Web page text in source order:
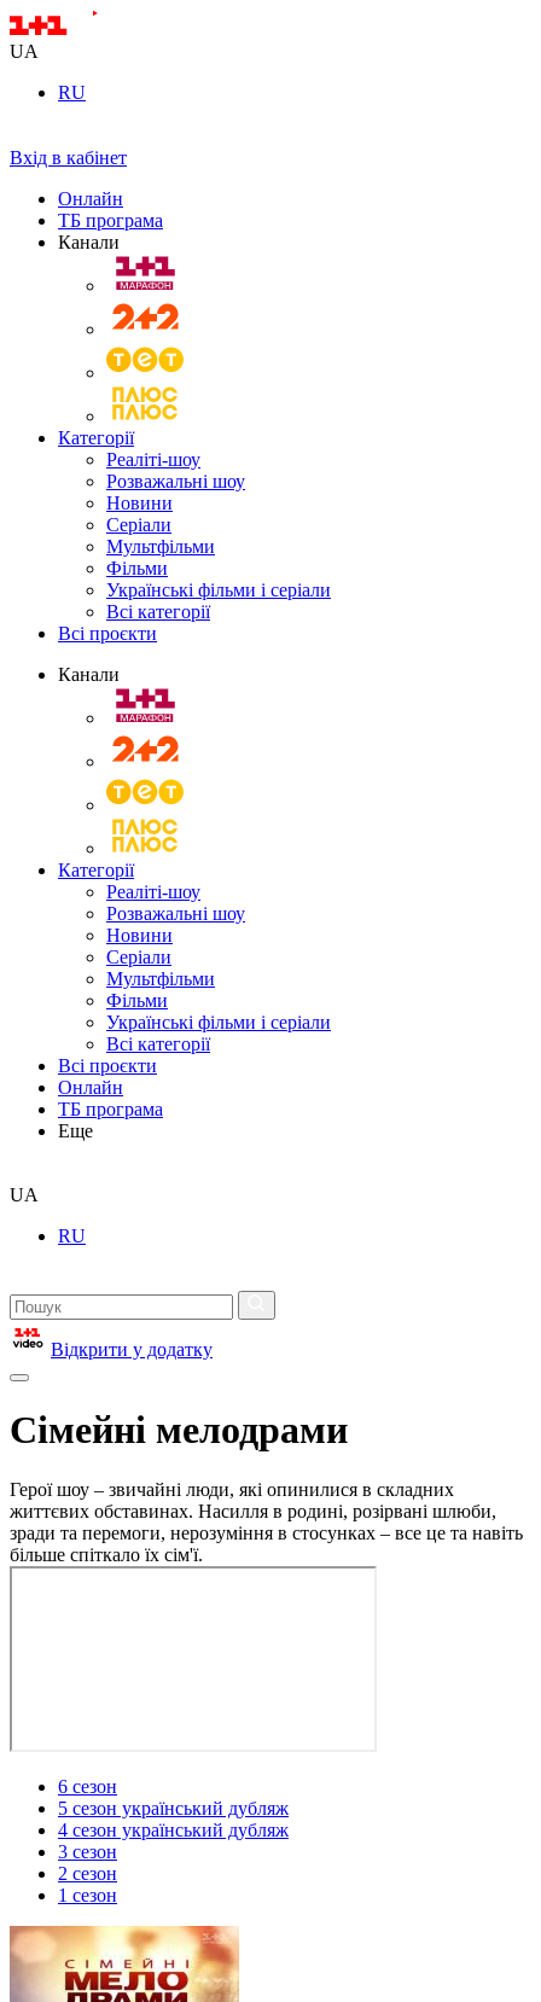
UA
RU
Вхід в кабінет
Онлайн
ТБ програма
Канали
Категорії
Реаліті-шоу
Розважальні шоу
Новини
Серіали
Мультфільми
Фільми
Українські фільми і серіали
Всі категорії
Всі проєкти
Канали
Категорії
Реаліті-шоу
Розважальні шоу
Новини
Серіали
Мультфільми
Фільми
Українські фільми і серіали
Всі категорії
Всі проєкти
Онлайн
ТБ програма
Еще
UA
RU
Відкрити у додатку
Сімейні мелодрами
Герої шоу – звичайні люди, які опинилися в складних
життєвих обставинах. Насилля в родині, розірвані шлюби,
зради та перемоги, нерозуміння в стосунках – все це та навіть
більше спіткало їх сім'ї.
6 сезон
5 сезон український дубляж
4 сезон український дубляж
3 сезон
2 сезон
1 сезон